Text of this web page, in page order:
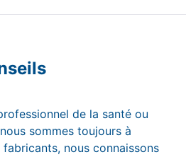
de la santé ou
sommes toujours à
fabricants, nous connaissons